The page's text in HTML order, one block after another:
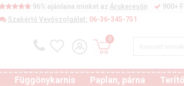
96% ajánlana minket az Árukeresőn 900+
Szakértő Vevőszolgálat: 06-36-345-751
0
Függönykarnis Paplan, párna Terítő